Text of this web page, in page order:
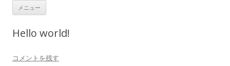
(株)ケイツー・ネットワークス
ネットワークのK2-Networks Inc.
メニュー
ツ
へ
キ
ッ
Hello world!
コメントを残す